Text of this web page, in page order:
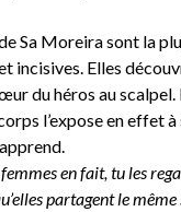
Sa Moreira sont la
incisives. Elles
du héros au scalpel.
l’expose en effet
en fait, tu les
partagent le